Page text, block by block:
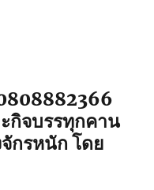
3-
5ตัน
กิจบรรทุกคาน
กรหนัก โดย